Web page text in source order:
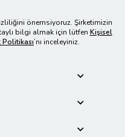
önemsiyoruz. Şirketimizin
bilgi almak için lütfen Kişisel
’nı inceleyiniz.